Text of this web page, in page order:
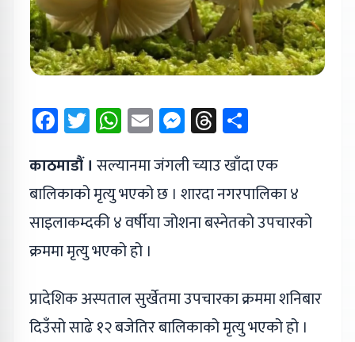
Facebook
Twitter
WhatsApp
EmailMessenger
Threads
काठमाडौं । सल्यानमा जंगली च्याउ खाँदा एक
बालिकाको मृत्यु भएको छ । शारदा नगरपालिका ४
साइलाकम्दकी ४ वर्षीया जोशना बस्नेतको उपचारको
क्रममा मृत्यु भएको हो ।
प्रादेशिक अस्पताल सुर्खेतमा उपचारका क्रममा शनिबार
दिउँसो साढे १२ बजेतिर बालिकाको मृत्यु भएको हो ।